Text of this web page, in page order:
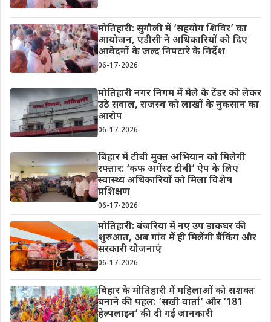
मोतिहारी: सुगौली में ‘सहयोग शिविर’ का
आयोजन, एडीसी ने अधिकारियों को दिए
आवेदनों के जल्द निपटारे के निर्देश
06-17-2026
मोतिहारी नगर निगम में मेले के टेंडर को लेकर
उठे सवाल, राजस्व को लाखों के नुकसान का
आरोप
06-17-2026
बिहार में टीबी मुक्त अभियान को मिलेगी
रफ्तार: ‘कफ अगेंस्ट टीबी’ ऐप के लिए
स्वास्थ्य अधिकारियों को मिला विशेष
प्रशिक्षण
06-17-2026
मोतिहारी: बंजरिया में नए उप डाकघर की
शुरुआत, अब गांव में ही मिलेंगी बैंकिंग और
सरकारी योजनाएं
06-17-2026
बिहार के मोतिहारी में महिलाओं को सशक्त
बनाने की पहल: ‘सखी वार्ता’ और ‘181
हेल्पलाइन’ की दी गई जानकारी